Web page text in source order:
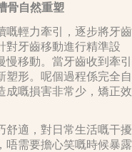
骨自然重塑
嘅輕力牽引，逐步將牙齒
對牙齒移動進行精準設
移動。當牙齒收到牽引
塑形。呢個過程係完全自
成嘅損害非常少，矯正效
舒適，對日常生活嘅干擾
唔需要擔心笑嘅時候暴露